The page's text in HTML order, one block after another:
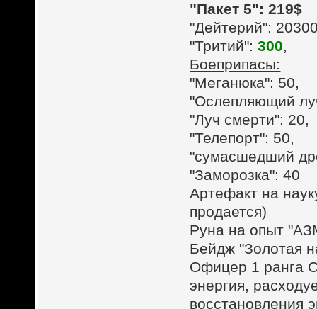
"Пакет 5": 219$
"Дейтерий":
"Тритий":300,
Боеприпасы:
"Меганюка": 50,
"Ослепляющий
"Луч смерти": 20,
"Телепорт": 50,
"сумасшедший
"Заморозка": 40
Артефакт на
продается)
Руна на опыт
Бейдж "Золотая
Офицер 1 ранга
энергия,
восстановления